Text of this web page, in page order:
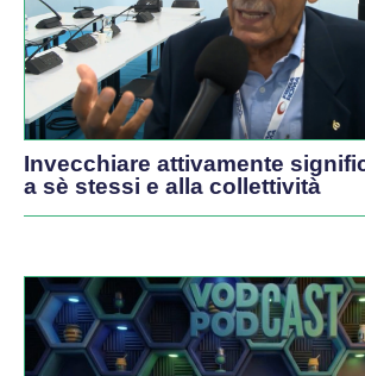
Invecchiare attivamente
a sè stessi e alla collettività
PODCAST